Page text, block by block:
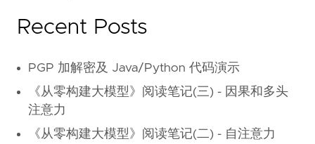
Recent Posts
PGP 加解密及 Java/Python 代码演示
《从零构建大模型》阅读笔记(三) - 因果和多头
注意力
《从零构建大模型》阅读笔记(二) - 自注意力